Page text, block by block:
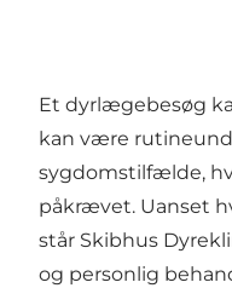
Et dyrlægebesøg
kan være
sygdomstilfælde,
påkrævet. Uanset
står Skibhus
og personlig